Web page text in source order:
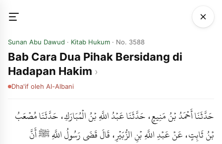
Sunan Abu Dawud · Kitab Hukum · No. 3588
Bab Cara Dua Pihak Bersidang di
Hadapan Hakim
Dha'if oleh Al-Albani
حَدَّثَنَا أَحْمَدُ بْنُ مَنِيعٍ، حَدَّثَنَا عَبْدُ اللَّهِ بْنُ الْمُبَارَكِ، حَدَّثَنَا مُصْعَبُ
بْنُ ثَابِتٍ، عَنْ عَبْدِ اللَّهِ بْنِ الزُّبَيْرِ، قَالَ قَضَى رَسُولُ اللَّهِ ﷺ أَنَّ